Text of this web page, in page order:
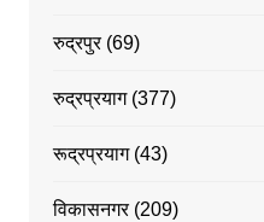
रुद्रपुर(69)
रुद्रप्रयाग(377)
रूद्रप्रयाग(43)
विकासनगर(209)